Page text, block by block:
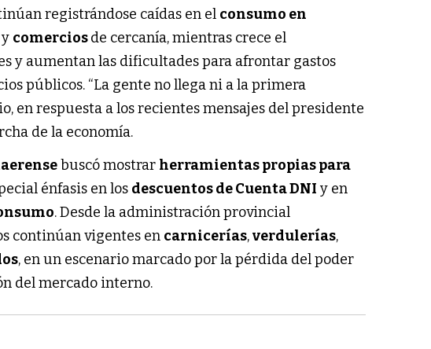
registrándose caídas en el consumo en
y comerciosde cercanía, mientras crece el
y aumentan las dificultades para afrontar gastos
públicos. “La gente no llega ni a la primera
en respuesta a los recientes mensajes del presidente
de la economía.
buscó mostrar herramientas propias para
énfasis en los descuentos de Cuenta DNI y en
. Desde la administración provincial
continúan vigentes en carnicerías,verdulerías,
, en un escenario marcado por la pérdida del poder
del mercado interno.